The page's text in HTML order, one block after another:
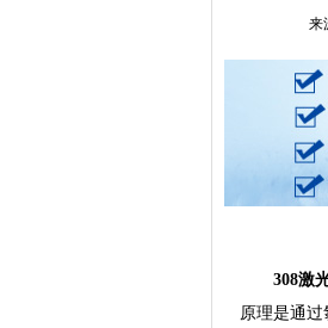
来
308激光
原理是通